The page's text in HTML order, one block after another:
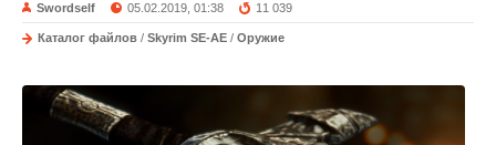
Swordself 05.02.2019, 01:38 11 039
Каталог файлов / Skyrim SE-AE / Оружие